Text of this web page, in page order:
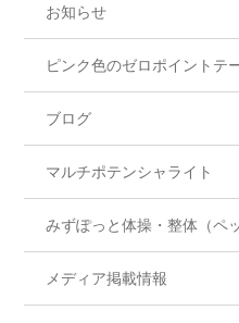
お知らせ
ピンク色のゼロポイントテ
ブログ
マルチポテンシャライト
みずぽっと体操・整体（ペ
メディア掲載情報